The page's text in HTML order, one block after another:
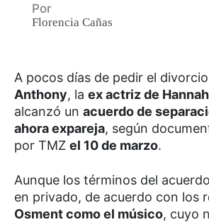
Por
Florencia Cañas
A pocos días de pedir el
Anthony, la ex actriz de
alcanzó un acuerdo de
ahora expareja, según
por TMZ el 10 de marzo.
Aunque los términos del
en privado, de acuerdo con los
Osment como el músico, cuyo